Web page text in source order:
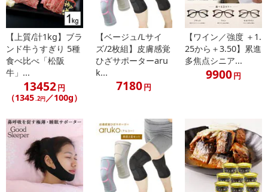
※パッケージ変更や商品リニューアル（成分など含む）等により、
参考の掲載画像や画像内のバーコードなど、お届け商品と多少異な
る場合がございます。
また、[新たな加工食品の原料原産地表示制度]の経過措置期間の終
了により、商品詳細内に記載の原産国・原材料の表記が旧表記の場
合がございます。
あらかじめご了承いただいた上でお申込みください。なお、本理由
によるお申込み後のキャンセル・返品交換は対応いたしかねます。
【お支払いについて】
※お支払い方法は、電話料金合算払い、クレジットカード払い、dポ
イントがご利用いただけます。
【発送・お届け・商品について】
【上質/計1kg】ブラ
ンド牛うすぎり 5種
食べ比べ「松阪
牛」...
13452円
（1345.2円／100g）
【ベージュ/Lサイ
ズ/2枚組】皮膚感覚
ひざサポーターaru
k...
7180円
【ワイン／強度 ＋1.
25から＋3.50】累進
多焦点シニア...
9900円